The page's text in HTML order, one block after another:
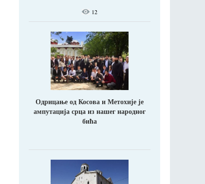
12
Одрицање од Косова и Метохије jе
ампутација срца из нашег народног
бића